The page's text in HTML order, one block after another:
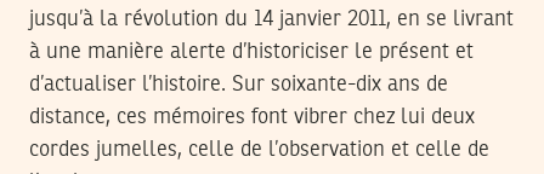
jusqu’à la révolution du 14 janvier 2011, en se livrant
à une manière alerte d’historiciser le présent et
d’actualiser l’histoire. Sur soixante-dix ans de
distance, ces mémoires font vibrer chez lui deux
cordes jumelles, celle de l’observation et celle de